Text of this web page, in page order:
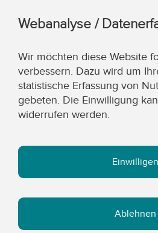
Webanalyse /
Wir möchten diese Website
verbessern. Dazu wird um
statistische Erfassung von
gebeten. Die Einwilligung
widerrufen werden.
Einwilligen
Ablehnen